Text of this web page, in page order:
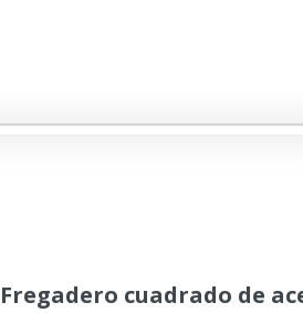
Fregadero cuadrado de